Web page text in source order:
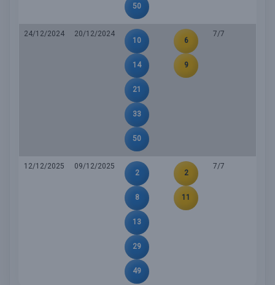
50
24/12/2024
20/12/2024
10
14
21
33
50
6
9
7/7
12/12/2025
09/12/2025
2
8
13
29
49
2
11
7/7